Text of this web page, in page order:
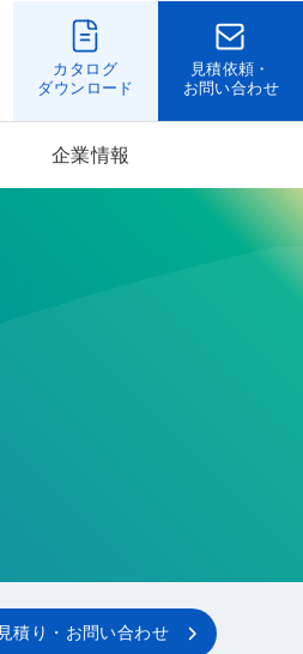
カタログ
ダウンロード
見積依頼・
お問い合わせ
企業情報
積り・お問い合わせ